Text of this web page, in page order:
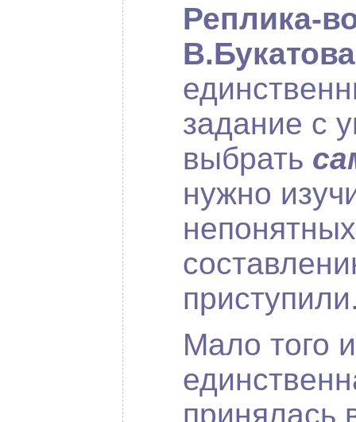
Реплика-
задание с
выбрать
нужно
Мало того
принялась